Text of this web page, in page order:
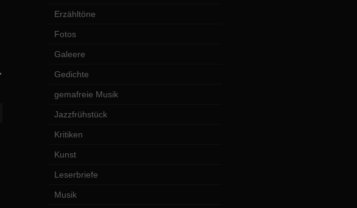
Erzähltöne
Fotos
Galeere
Gedichte
gemafreie Musik
Jazzfrühstück
Kritiken
Kunst
Leserbriefe
Musik